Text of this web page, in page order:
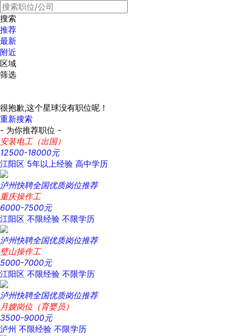
搜索
推荐
最新
附近
区域
筛选
很抱歉,这个星球没有职位呢！
重新搜索
- 为你推荐职位 -
安装电工（出国）
12500-18000元
江阳区 5年以上经验 高中学历
泸州快聘全国优质岗位推荐
重庆操作工
6000-7500元
江阳区 不限经验 不限学历
泸州快聘全国优质岗位推荐
璧山操作工
5000-7000元
江阳区 不限经验 不限学历
泸州快聘全国优质岗位推荐
月嫂岗位（育婴员）
3500-9000元
泸州 不限经验 不限学历